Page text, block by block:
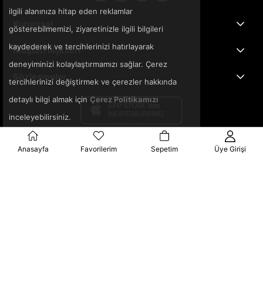
Kurumsal
Müşteri İlişkileri
Sözleşmeler
ilgili alanınıza hitap eden reklamlar
gösterebilmemizi, ziyaretinizle ilgili bilgileri
kaydederek ve tercihlerinizi hatırlayarak
deneyiminizi kolaylaştırmamızı sağlar. Çerez
tercihlerinizi değiştirmek ve çerezler hakkında
detaylı bilgi almak için Çerez Politikamızı
inceleyebilirsiniz.
Anasayfa Favorilerim Sepetim Üye Girişi